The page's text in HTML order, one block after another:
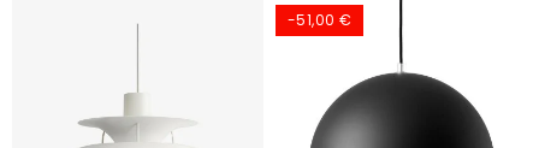
-51,00 €